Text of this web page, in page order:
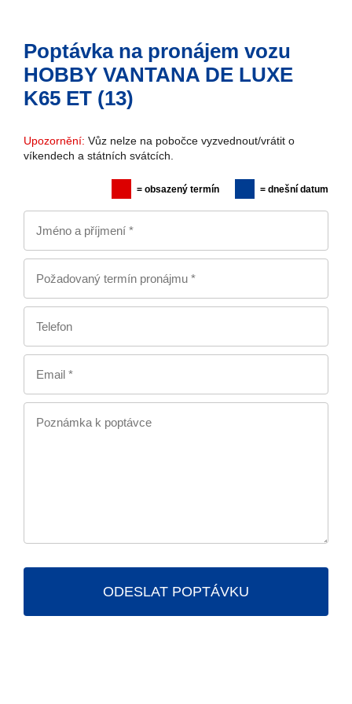
Poptávka na pronájem vozu
HOBBY VANTANA DE LUXE
K65 ET (13)
Upozornění: Vůz nelze na pobočce vyzvednout/vrátit o
víkendech a státních svátcích.
= obsazený termín = dnešní datum
ODESLAT POPTÁVKU